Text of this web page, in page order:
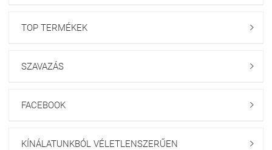
TOP TERMÉKEK 
SZAVAZÁS 
FACEBOOK 
KÍNÁLATUNKBÓL VÉLETLENSZERŰEN 